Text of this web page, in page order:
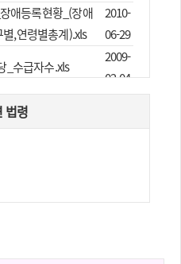
애등록현황_(장애
,연령별총계).xls
2010-
06-29
_수급자수.xls
2009-
02-04
당_수급자_수.xls
_수급자수.xls
급자수.hwp
법령